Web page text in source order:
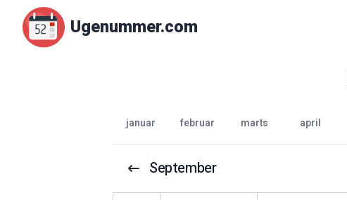
Ugenummer.com
januar februar marts april
September